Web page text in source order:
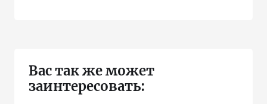
Вас так же может
заинтересовать: